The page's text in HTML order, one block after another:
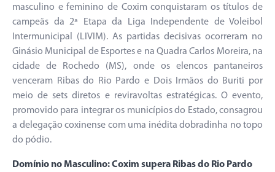
masculino e feminino de Coxim conquistaram os títulos de
campeãs da 2ª Etapa da Liga Independente de Voleibol
Intermunicipal (LIVIM). As partidas decisivas ocorreram no
Ginásio Municipal de Esportes e na Quadra Carlos Moreira, na
cidade de Rochedo (MS), onde os elencos pantaneiros
venceram Ribas do Rio Pardo e Dois Irmãos do Buriti por
meio de sets diretos e reviravoltas estratégicas. O evento,
promovido para integrar os municípios do Estado, consagrou
a delegação coxinense com uma inédita dobradinha no topo
do pódio.
Domínio no Masculino: Coxim supera Ribas do Rio Pardo